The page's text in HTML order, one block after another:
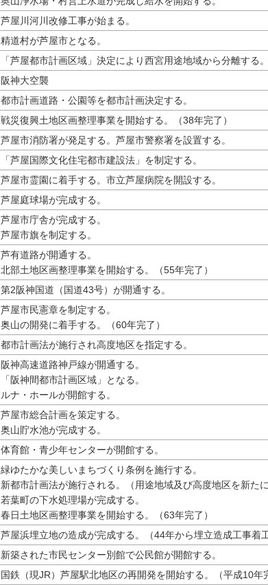
芦屋川河川改修工事が始まる。
精道村が芦屋市となる。
「芦屋都市計画区域」決定により西宮用途地域から分離する
阪神大空襲
都市計画道路・公園等を都市計画決定する。
戦災復興土地区画整理事業を開始する。（38年完了）
芦屋市消防署が発足する。芦屋市警察署を設置する。
「芦屋国際文化住宅都市建設法」を制定する。
芦屋市霊園に着手する。市立芦屋病院を開設する。
芦屋庭球場が完成する。
芦屋市庁舎が完成する。
芦屋市旗を制定する。
芦有道路が開通する。
北部土地区画整理事業を開始する。（55年完了）
第2阪神国道（国道43号）が開通する。
芦屋市民憲章を制定する。
奥山の開発に着手する。（60年完了）
都市計画法が施行され高度地区を指定する。
阪神高速道路神戸線が開通する。
「阪神間都市計画区域」となる。
ルナ・ホールが開館する。
芦屋市総合計画を策定する。
奥山貯水池が完成する。
体育館・青少年センターが開館する。
緑ゆたかな美しいまちづくり条例を施行する。
新都市計画法が施行される。（用途地域及び高度地区を新た
若葉町の下水処理場が完成する。
春日土地区画整理事業を開始する。（63年完了）
芦屋浜埋立地の造成が完成する。（44年から埋立造成工事着
新築された市民センター別館で公民館が開館する。
国鉄（現JR）芦屋駅北地区の再開発を開始する。（平成10年